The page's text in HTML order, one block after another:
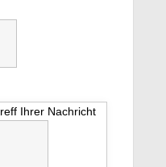
Ihrer Nachricht